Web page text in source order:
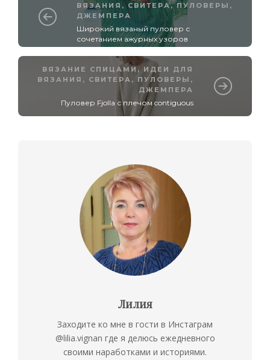
ВЯЗАНИЯ , СВИТЕРА, ПУЛОВЕРЫ,
ДЖЕМПЕРА
Широкий вязаный пуловер с
сочетанием ажурных узоров
ВЯЗАНИЕ СПИЦАМИ, ИДЕИ ДЛЯ
ВЯЗАНИЯ , СВИТЕРА, ПУЛОВЕРЫ,
ДЖЕМПЕРА
Пуловер Fjolla с плечом contiguous
Лилия
Заходите ко мне в гости в Инстаграм
@lilia.vignan где я делюсь ежедневного
своими наработками и историями.